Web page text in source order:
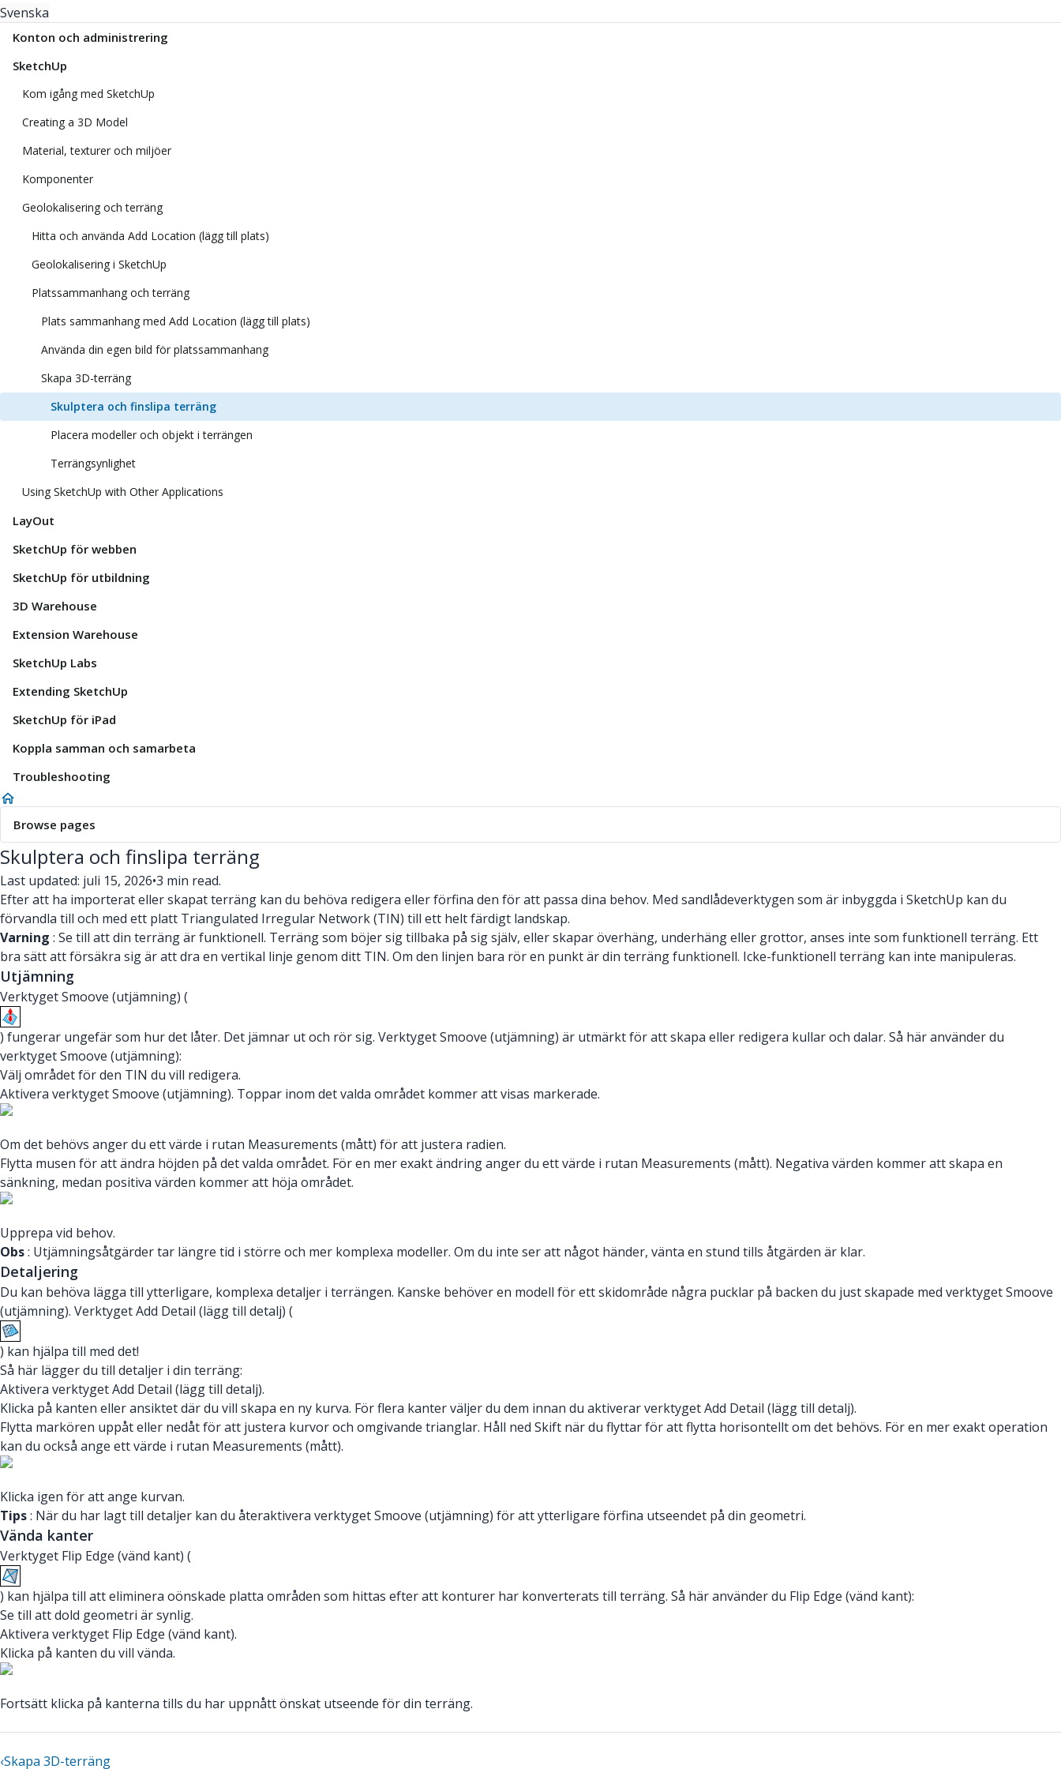
Svenska
Konton och administrering
SketchUp
Kom igång med SketchUp
Creating a 3D Model
Material, texturer och miljöer
Komponenter
Geolokalisering och terräng
Hitta och använda Add Location (lägg till plats)
Geolokalisering i SketchUp
Platssammanhang och terräng
Plats sammanhang med Add Location (lägg till plats)
Använda din egen bild för platssammanhang
Skapa 3D-terräng
Skulptera och finslipa terräng
Placera modeller och objekt i terrängen
Terrängsynlighet
Using SketchUp with Other Applications
LayOut
SketchUp för webben
SketchUp för utbildning
3D Warehouse
Extension Warehouse
SketchUp Labs
Extending SketchUp
SketchUp för iPad
Koppla samman och samarbeta
Troubleshooting
Browse pages
Skulptera och finslipa terräng
Last updated: juli 15, 2026•3 min read.
Efter att ha importerat eller skapat terräng kan du behöva redigera eller förfina den för att passa dina behov. Med sandlådeverktygen som är inbyggda i SketchUp kan du
förvandla till och med ett platt Triangulated Irregular Network (TIN) till ett helt färdigt landskap.
Varning : Se till att din terräng är funktionell. Terräng som böjer sig tillbaka på sig själv, eller skapar överhäng, underhäng eller grottor, anses inte som funktionell terräng. Ett
bra sätt att försäkra sig är att dra en vertikal linje genom ditt TIN. Om den linjen bara rör en punkt är din terräng funktionell. Icke-funktionell terräng kan inte manipuleras.
Utjämning
Verktyget Smoove (utjämning) (
) fungerar ungefär som hur det låter. Det jämnar ut och rör sig. Verktyget Smoove (utjämning) är utmärkt för att skapa eller redigera kullar och dalar. Så här använder du
verktyget Smoove (utjämning):
Välj området för den TIN du vill redigera.
Aktivera verktyget Smoove (utjämning). Toppar inom det valda området kommer att visas markerade.
Om det behövs anger du ett värde i rutan Measurements (mått) för att justera radien.
Flytta musen för att ändra höjden på det valda området. För en mer exakt ändring anger du ett värde i rutan Measurements (mått). Negativa värden kommer att skapa en
sänkning, medan positiva värden kommer att höja området.
Upprepa vid behov.
Obs: Utjämningsåtgärder tar längre tid i större och mer komplexa modeller. Om du inte ser att något händer, vänta en stund tills åtgärden är klar.
Detaljering
Du kan behöva lägga till ytterligare, komplexa detaljer i terrängen. Kanske behöver en modell för ett skidområde några pucklar på backen du just skapade med verktyget Smoove
(utjämning). Verktyget Add Detail (lägg till detalj) (
) kan hjälpa till med det!
Så här lägger du till detaljer i din terräng:
Aktivera verktyget Add Detail (lägg till detalj).
Klicka på kanten eller ansiktet där du vill skapa en ny kurva. För flera kanter väljer du dem innan du aktiverar verktyget Add Detail (lägg till detalj).
Flytta markören uppåt eller nedåt för att justera kurvor och omgivande trianglar. Håll ned Skift när du flyttar för att flytta horisontellt om det behövs. För en mer exakt operation
kan du också ange ett värde i rutan Measurements (mått).
Klicka igen för att ange kurvan.
Tips: När du har lagt till detaljer kan du återaktivera verktyget Smoove (utjämning) för att ytterligare förfina utseendet på din geometri.
Vända kanter
Verktyget Flip Edge (vänd kant) (
) kan hjälpa till att eliminera oönskade platta områden som hittas efter att konturer har konverterats till terräng. Så här använder du Flip Edge (vänd kant):
Se till att dold geometri är synlig.
Aktivera verktyget Flip Edge (vänd kant).
Klicka på kanten du vill vända.
Fortsätt klicka på kanterna tills du har uppnått önskat utseende för din terräng.
‹Skapa 3D-terräng